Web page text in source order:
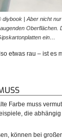
diybook | Aber nicht
Oberflächen.
ein…
etwas rau – ist es
Farbe muss
die
können bei